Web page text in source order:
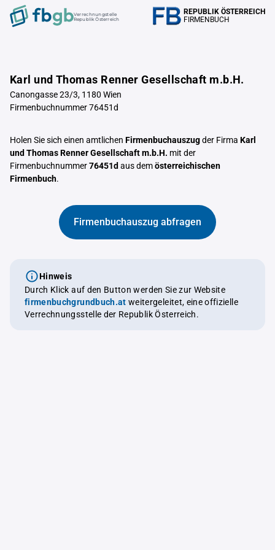
Verrechnungstelle
Republik Österreich
REPUBLIK ÖSTERREICH
FIRMENBUCH
Karl und Thomas Renner Gesellschaft m.b.H.
Canongasse 23/3, 1180 Wien
Firmenbuchnummer 76451d
Holen Sie sich einen amtlichen Firmenbuchauszugder Firma Karl
und Thomas Renner Gesellschaft m.b.H. mit der
Firmenbuchnummer76451d aus demösterreichischen
Firmenbuch.
Firmenbuchauszug abfragen
Hinweis
Durch Klick auf den Button werden Sie zur Website
firmenbuchgrundbuch.at weitergeleitet, eine offizielle
Verrechnungsstelle der Republik Österreich.